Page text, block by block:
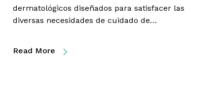
dermatológicos diseñados para satisfacer las
diversas necesidades de cuidado de…
Read More